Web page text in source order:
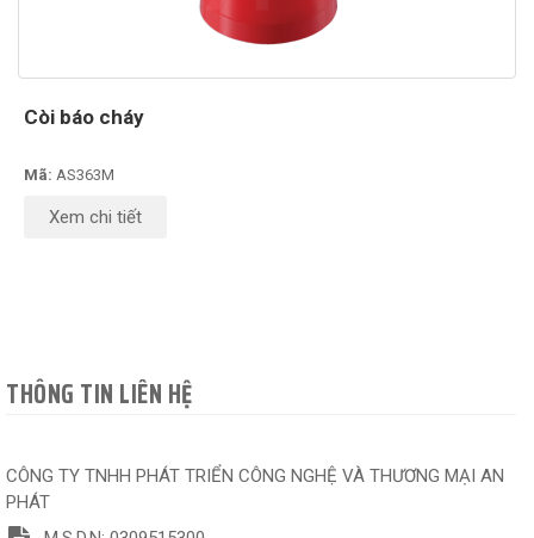
Còi báo cháy
Mã: AS363M
Xem chi tiết
THÔNG TIN LIÊN HỆ
CÔNG TY TNHH PHÁT TRIỂN CÔNG NGHỆ VÀ THƯƠNG MẠI AN
PHÁT